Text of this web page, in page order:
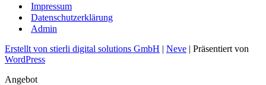
Impressum
Datenschutzerklärung
Admin
Erstellt von stierli digital solutions GmbH | Neve | Präsentiert von
WordPress
Angebot